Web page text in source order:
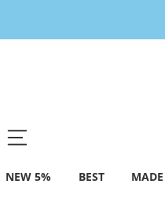
NEW 5% BEST MADE